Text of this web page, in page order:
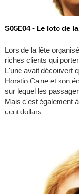
S05E04 - Le loto de
Lors de la fête
riches clients qui
L'une avait découvert
Horatio Caine et son
sur lequel les
Mais c'est également
cent dollars